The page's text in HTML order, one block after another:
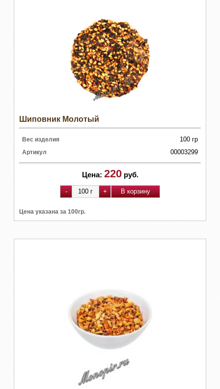
Шиповник Молотый
Вес изделия 100 гр
Артикул 00003299
Цена: 220 руб.
Цена указана за 100гр.